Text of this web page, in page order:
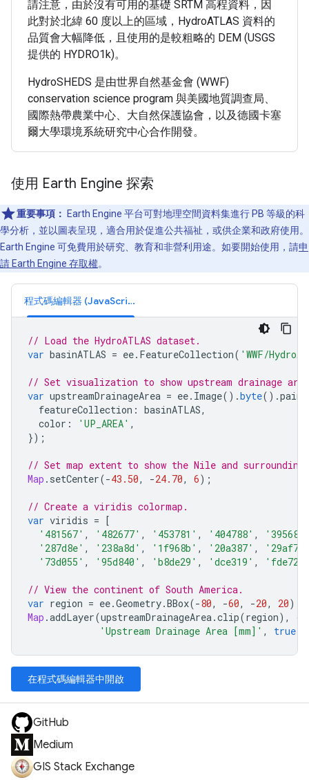
請注意，由於沒有可用的基礎 SRTM 高程資料，因
此對於北緯 60 度以上的區域，HydroATLAS 資料的
品質會大幅降低，且使用的是較粗略的 DEM (USGS
提供的 HYDRO1k)。
HydroSHEDS 是由世界自然基金會 (WWF)
conservation science program 與美國地質調查局、
國際熱帶農業中心、大自然保護協會，以及德國卡塞
爾大學環境系統研究中心合作開發。
使用 Earth Engine 探索
重要事項：
Earth Engine 平台可對地理空間資料集進行 PB 等級的科
學分析，並以圖表呈現，適合用於促進公共福祉，或供企業和政府使用。
Earth Engine 可免費用於研究、教育和非營利用途。如要開始使用，請申
請 Earth Engine 存取權。
程式碼編輯器 (JavaScript)
// Load the HydroATLAS dataset.
var basinATLAS = ee. FeatureCollection( 'WWF/
// Set visualization to show upstream drainage
var upstreamDrainageArea = ee. Image().byte().paint
featureCollection : basinATLAS,
color : 'UP_AREA' ,
});
// Set map extent to show the Nile and surrounding
Map . setCenter(-43.50, -24.70, 6);
// Create a viridis colormap.
var viridis = [
'481567' , '482677' , '453781' , '404788' ,
'287d8e' , '238a8d' , '1f968b' , '20a387' ,
'73d055' , '95d840' , 'b8de29' , 'dce319' ,
// View the continent of South America.
var region = ee.Geometry.BBox(-80, -60, -20, 20);
Map .addLayer(upstreamDrainageArea.clip(region), {
'Upstream Drainage Area [mm]' , true
在程式碼編輯器中開啟
GitHub
Medium
GIS Stack Exchange